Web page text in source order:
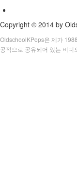
Copyright © 2014 by
OldschoolKPops은 제가
공적으로 공유되어 있는 비